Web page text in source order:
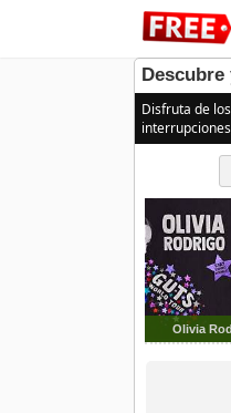
Descubre
Disfruta de
Olivia